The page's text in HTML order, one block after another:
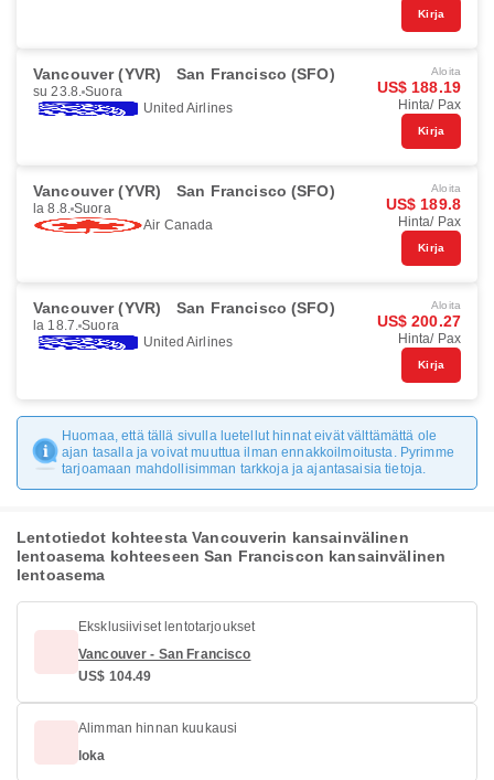
Kirja
Vancouver (YVR) San Francisco (SFO)
su 23.8. Suora
United Airlines
Aloita
US$ 188.19
Hinta/ Pax
Kirja
Vancouver (YVR) San Francisco (SFO)
la 8.8. Suora
Air Canada
Aloita
US$ 189.8
Hinta/ Pax
Kirja
Vancouver (YVR) San Francisco (SFO)
la 18.7. Suora
United Airlines
Aloita
US$ 200.27
Hinta/ Pax
Kirja
Huomaa, että tällä sivulla luetellut hinnat eivät välttämättä ole
ajan tasalla ja voivat muuttua ilman ennakkoilmoitusta. Pyrimme
tarjoamaan mahdollisimman tarkkoja ja ajantasaisia tietoja.
Lentotiedot kohteesta Vancouverin kansainvälinen
lentoasema kohteeseen San Franciscon kansainvälinen
lentoasema
Eksklusiiviset lentotarjoukset
Vancouver - San Francisco
US$ 104.49
Alimman hinnan kuukausi
loka